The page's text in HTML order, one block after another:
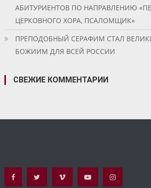
АБИТУРИЕНТОВ ПО НАПРАВЛЕНИЮ
ЦЕРКОВНОГО ХОРА, ПСАЛОМЩИК»
ПРЕПОДОБНЫЙ СЕРАФИМ СТАЛ
БОЖИИМ ДЛЯ ВСЕЙ РОССИИ
СВЕЖИЕ КОММЕНТАРИИ